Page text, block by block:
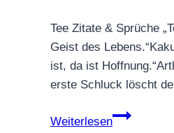
Tee Zitate & Sprüche
Geist des
ist, da ist
erste Schluck löscht
Weiterlesen
Die